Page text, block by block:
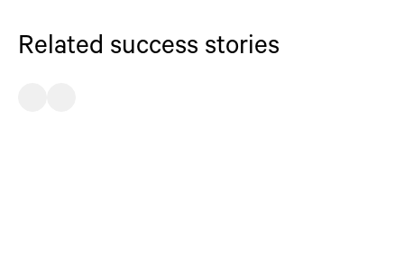
Related success stories